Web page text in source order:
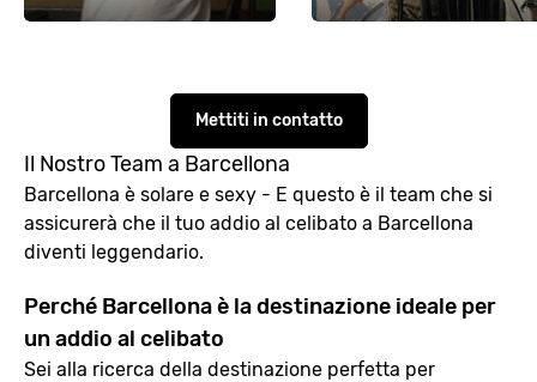
Mettiti in contatto
Il Nostro Team a Barcellona
Barcellona è solare e sexy - E questo è il team che si
assicurerà che il tuo addio al celibato a Barcellona
diventi leggendario.
Perché Barcellona è la destinazione ideale per
un addio al celibato
Sei alla ricerca della destinazione perfetta per